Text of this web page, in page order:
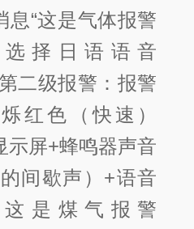
息“这是气体报警
择日语语音
第二级报警：报警
红色（快速）
示屏+蜂鸣器声音
的间歇声）+语音
是煤气报警